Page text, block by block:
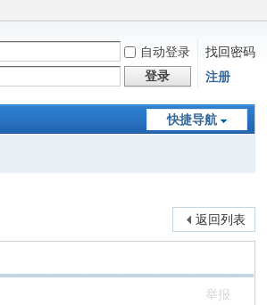
自动登录
找回密码
登录 注册
快捷导航
返回列表
举报